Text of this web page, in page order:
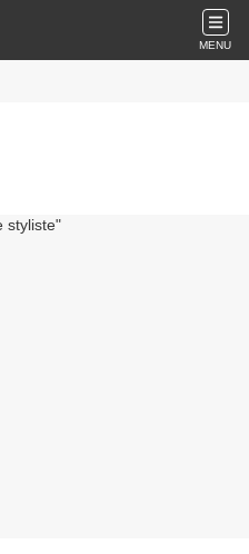
MENU